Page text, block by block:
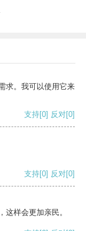
求。我可以使用它来
支持[0] 反对[0]
支持[0] 反对[0]
这样会更加亲民。